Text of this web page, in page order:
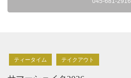
ティータイム テイクアウト